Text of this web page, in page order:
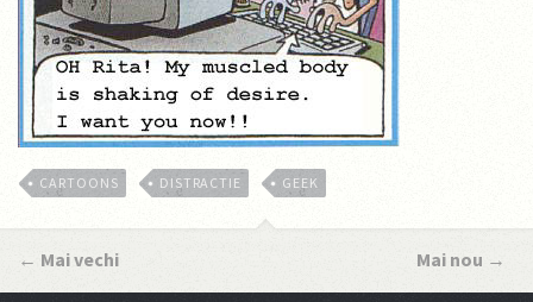
CARTOONS DISTRACTIE GEEK
← Mai vechi Mai nou →